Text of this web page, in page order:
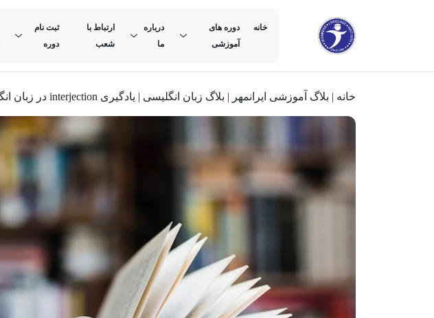
خانه
دوره های
آموزشی
درباره
ما
ارتباط با
شعب
ثبت نام
دوره
خانه | بلاگ آموزشی ایرانمهر | بلاگ زبان انگلیسی | یادگیری interjection در زبان انگلیسی